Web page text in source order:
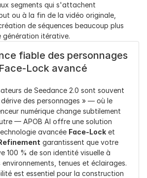
segments qui s'attachent
ou à la fin de la vidéo originale,
de séquences beaucoup plus
génération itérative.
fiable des personnages
Lock avancé
de Seedance 2.0 sont souvent
des personnages » — où le
numérique change subtilement
— APOB AI offre une solution
avancée Face-Lock et
garantissent que votre
100 % de son identité visuelle à
tenues et éclairages.
est essentiel pour la construction